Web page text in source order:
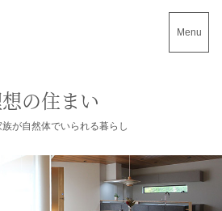
Menu
の住まい
が自然体でいられる暮らし